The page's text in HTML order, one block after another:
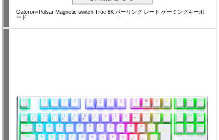
Gateron×Pulsar Magnetic switch True 8K ポーリング レート ゲーミングキーボ
ード